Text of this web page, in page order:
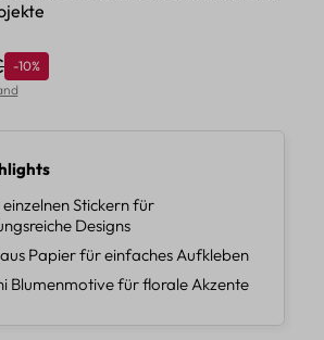
Preis:
Rabatt
-10%
Stickern für
Designs
Papier für einfaches Aufkleben
Blumenmotive für florale Akzente